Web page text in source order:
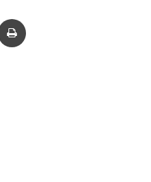
преку Емаил